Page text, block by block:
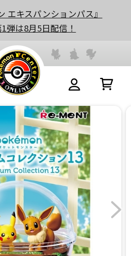
エキスパンションパス』
弾は8月5日配信！